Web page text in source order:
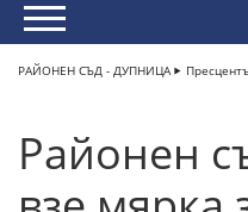
РАЙОНЕН СЪД - ДУПНИЦА
Районен